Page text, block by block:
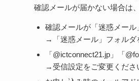
確認メールが届かない場合は
確認メールが「迷惑メー
→「迷惑メール」フォルダ
「@ictconnect21.jp」「
→受信設定をご変更くださ